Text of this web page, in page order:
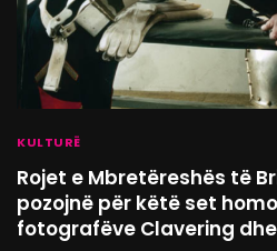
KULTURË
Rojet e Mbretëreshës të
pozojnë për këtë set
fotografëve Clavering